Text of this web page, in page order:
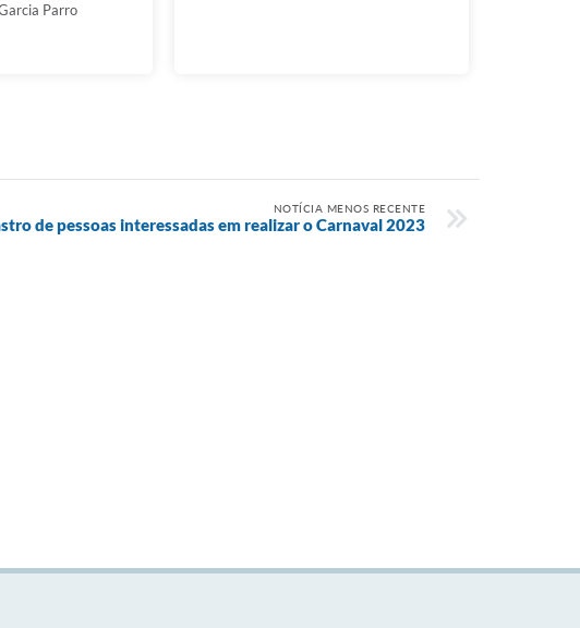
Parro
NOTÍCIA MENOS RECENTE
de pessoas interessadas em realizar o Carnaval 2023